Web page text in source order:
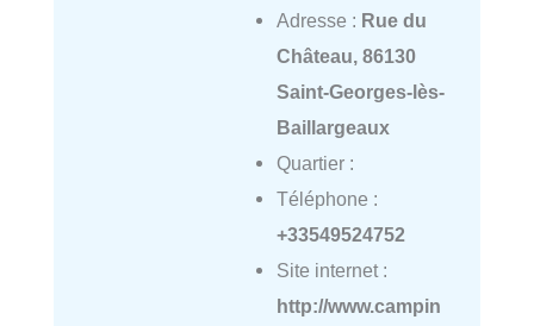
Adresse : Rue du
Château, 86130
Saint-Georges-lès-
Baillargeaux
Quartier :
Téléphone :
+33549524752
Site internet :
http://www.campin